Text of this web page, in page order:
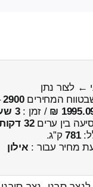
המחירים2900
1995.09 / זמן :3 שעות 28 דקות
בין ערים32 דקות
781ק”ג.
מחיר עבור : אילון